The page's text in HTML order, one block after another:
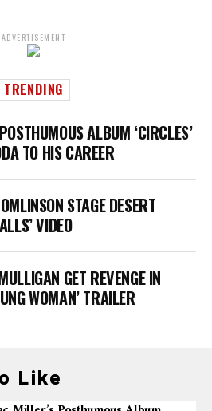
ADVERTISEMENT
TRENDING
ALBUM ‘CIRCLES’
TO HIS CAREER
STAGE DESERT
VIDEO
GET REVENGE IN
WOMAN’ TRAILER
Like